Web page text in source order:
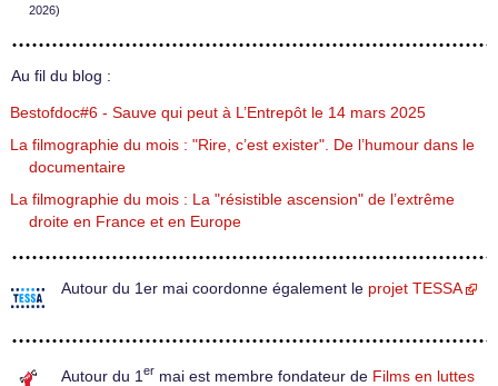
2026)
Au fil du blog :
Bestofdoc#6 - Sauve qui peut à L’Entrepôt le 14 mars 2025
La filmographie du mois : "Rire, c’est exister". De l’humour dans le
documentaire
La filmographie du mois : La "résistible ascension" de l’extrême
droite en France et en Europe
Autour du 1er mai coordonne également le projet TESSA
Autour du 1 er mai est membre fondateur de Films en luttes